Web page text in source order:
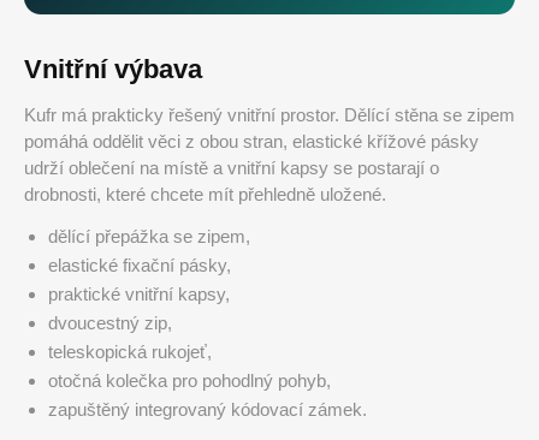
Vnitřní výbava
Kufr má prakticky řešený vnitřní prostor. Dělící stěna se zipem
pomáhá oddělit věci z obou stran, elastické křížové pásky
udrží oblečení na místě a vnitřní kapsy se postarají o
drobnosti, které chcete mít přehledně uložené.
dělící přepážka se zipem,
elastické fixační pásky,
praktické vnitřní kapsy,
dvoucestný zip,
teleskopická rukojeť,
otočná kolečka pro pohodlný pohyb,
zapuštěný integrovaný kódovací zámek.